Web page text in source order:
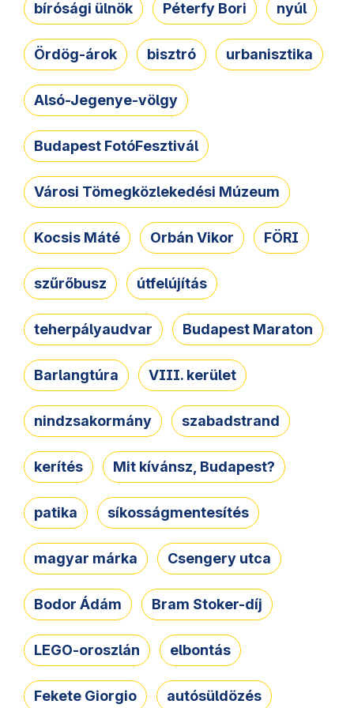
bírósági ülnök Péterfy Bori nyúl
Ördög-árok bisztró urbanisztika
Alsó-Jegenye-völgy
Budapest FotóFesztivál
Városi Tömegközlekedési Múzeum
Kocsis Máté Orbán Vikor FÖRI
szűrőbusz útfelújítás
teherpályaudvar Budapest Maraton
Barlangtúra VIII. kerület
nindzsakormány szabadstrand
kerítés Mit kívánsz, Budapest?
patika síkosságmentesítés
magyar márka Csengery utca
Bodor Ádám Bram Stoker-díj
LEGO-oroszlán elbontás
Fekete Giorgio autósüldözés